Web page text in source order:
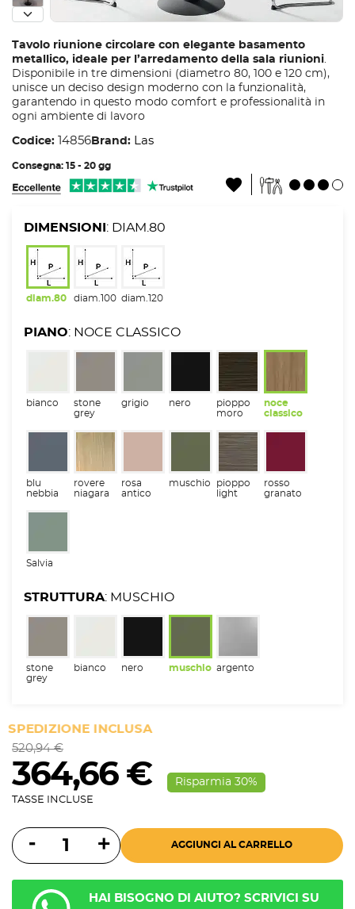
Tavolo riunione circolare con elegante basamento
metallico, ideale per l’arredamento della sala riunioni.
Disponibile in tre dimensioni (diametro 80, 100 e 120 cm),
unisce un deciso design moderno con la funzionalità,
garantendo in questo modo comfort e professionalità in
ogni ambiente di lavoro
Codice: 14856 Brand: Las
Consegna: 15 - 20 gg
DIMENSIONI : DIAM.80
diam.80 diam.100 diam.120
PIANO: NOCE CLASSICO
bianco
stone
grey
grigio nero
pioppo
moro
noce
classico
blu
nebbia
rovere
niagara
rosa
antico
muschio
pioppo
light
rosso
granato
Salvia
STRUTTURA: MUSCHIO
stone
grey
bianco nero muschio argento
SPEDIZIONE INCLUSA
520,94 €
364,66 € Risparmia 30%
TASSE INCLUSE
AGGIUNGI AL CARRELLO
HAI BISOGNO DI AIUTO? SCRIVICI SU